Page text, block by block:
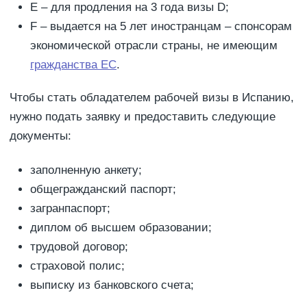
E – для продления на 3 года визы D;
F – выдается на 5 лет иностранцам – спонсорам
экономической отрасли страны, не имеющим
гражданства ЕС.
Чтобы стать обладателем рабочей визы в Испанию,
нужно подать заявку и предоставить следующие
документы:
заполненную анкету;
общегражданский паспорт;
загранпаспорт;
диплом об высшем образовании;
трудовой договор;
страховой полис;
выписку из банковского счета;